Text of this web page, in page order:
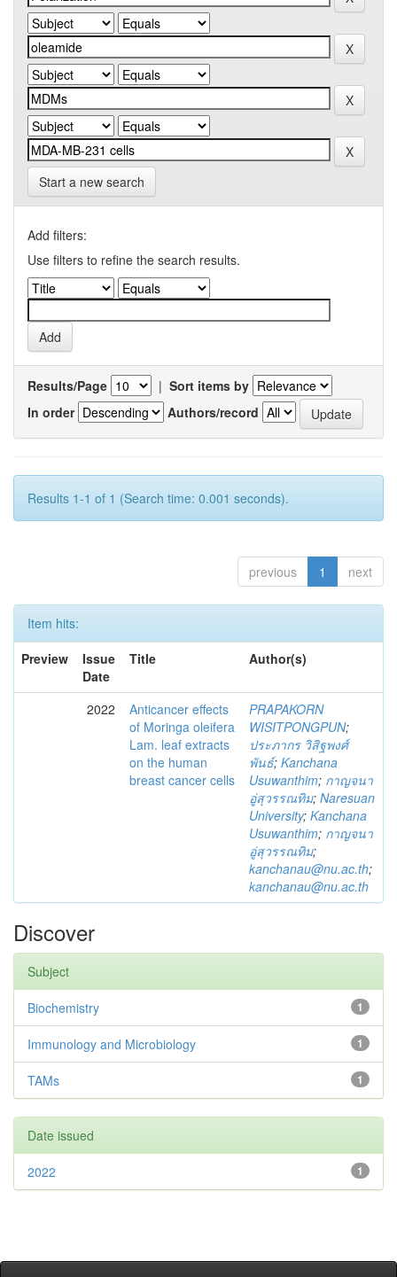
Start a new search
Add filters:
Use filters to refine the search results.
Results/Page | Sort items by
In order
Authors/record
Results 1-1 of 1 (Search time: 0.001 seconds).
previous 1 next
Item hits:
Preview
Issue
Date
Title Author(s)
2022
Anticancer effects
of Moringa oleifera
Lam. leaf extracts
on the human
breast cancer cells
PRAPAKORN
WISITPONGPUN;
ประภากร วิสิฐพงศ์
พันธ์; Kanchana
Usuwanthim; กาญจนา
อู่สุวรรณทิม; Naresuan
University; Kanchana
Usuwanthim; กาญจนา
อู่สุวรรณทิม;
kanchanau@nu.ac.th;
kanchanau@nu.ac.th
Discover
Subject
1
Biochemistry
1
Immunology and Microbiology
1
TAMs
Date issued
1
2022